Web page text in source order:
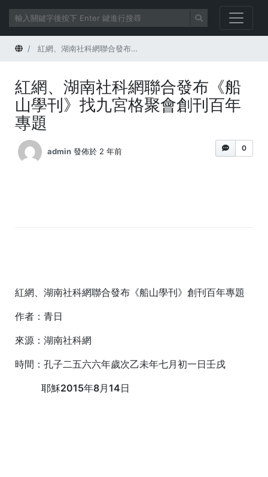
首頁 紅網、湖南社科網聯合發布《船山學刊》找九宮格聚會創刊百年專題
紅網、湖南社科網聯合發布《船
山學刊》找九宮格聚會創刊百年
專題
0
admin 發佈於 2 年前
紅網、湖南社科網聯合發布《船山學刊》創刊百年專題
作者：青日
來源：湖南社科網
時間：孔子二五六六年歲次乙未年七月初一日壬戌
耶穌2015年8月14日